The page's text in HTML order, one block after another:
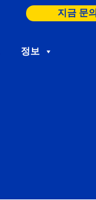
지금 문의
정보